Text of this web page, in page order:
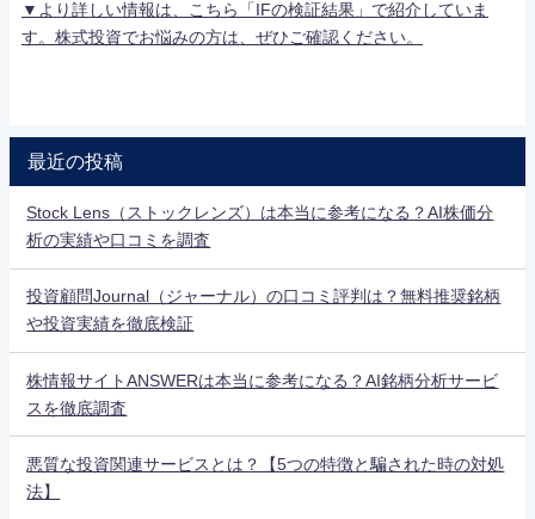
▼より詳しい情報は、こちら「IFの検証結果」で紹介していま
す。株式投資でお悩みの方は、ぜひご確認ください。
最近の投稿
Stock Lens（ストックレンズ）は本当に参考になる？AI株価分
析の実績や口コミを調査
投資顧問Journal（ジャーナル）の口コミ評判は？無料推奨銘柄
や投資実績を徹底検証
株情報サイトANSWERは本当に参考になる？AI銘柄分析サービ
スを徹底調査
悪質な投資関連サービスとは？【5つの特徴と騙された時の対処
法】